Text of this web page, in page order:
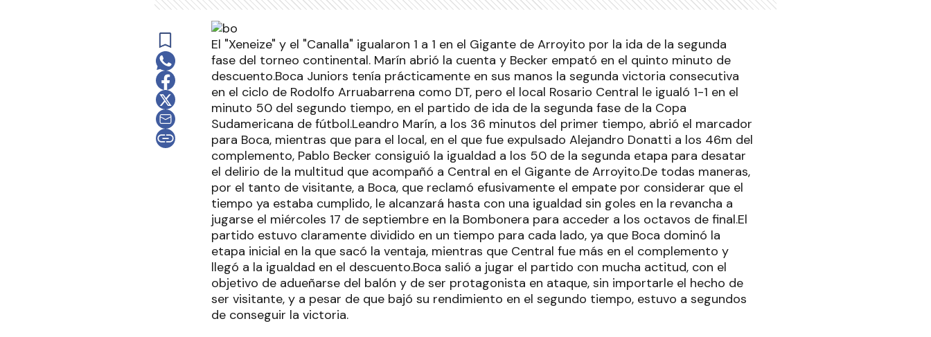
El "Xeneize" y el "Canalla" igualaron 1 a 1 en el Gigante de Arroyito por la ida de la segunda
fase del torneo continental. Marín abrió la cuenta y Becker empató en el quinto minuto de
descuento.Boca Juniors tenía prácticamente en sus manos la segunda victoria consecutiva
en el ciclo de Rodolfo Arruabarrena como DT, pero el local Rosario Central le igualó 1-1 en el
minuto 50 del segundo tiempo, en el partido de ida de la segunda fase de la Copa
Sudamericana de fútbol.Leandro Marín, a los 36 minutos del primer tiempo, abrió el marcador
para Boca, mientras que para el local, en el que fue expulsado Alejandro Donatti a los 46m del
complemento, Pablo Becker consiguió la igualdad a los 50 de la segunda etapa para desatar
el delirio de la multitud que acompañó a Central en el Gigante de Arroyito.De todas maneras,
por el tanto de visitante, a Boca, que reclamó efusivamente el empate por considerar que el
tiempo ya estaba cumplido, le alcanzará hasta con una igualdad sin goles en la revancha a
jugarse el miércoles 17 de septiembre en la Bombonera para acceder a los octavos de final.El
partido estuvo claramente dividido en un tiempo para cada lado, ya que Boca dominó la
etapa inicial en la que sacó la ventaja, mientras que Central fue más en el complemento y
llegó a la igualdad en el descuento.Boca salió a jugar el partido con mucha actitud, con el
objetivo de adueñarse del balón y de ser protagonista en ataque, sin importarle el hecho de
ser visitante, y a pesar de que bajó su rendimiento en el segundo tiempo, estuvo a segundos
de conseguir la victoria.